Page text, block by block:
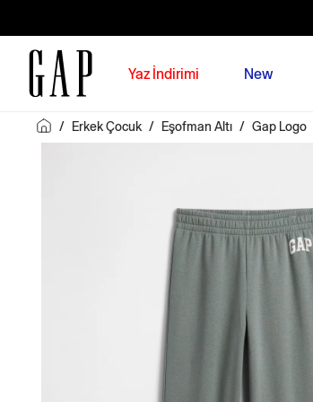
Yaz İndirimi New
/ Erkek Çocuk / Eşofman Altı / Gap Logo